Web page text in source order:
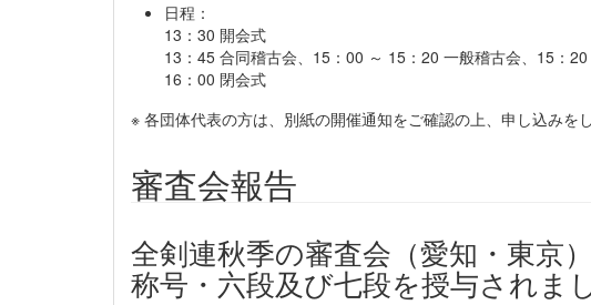
日程：
13：30 開会式
13：45 合同稽古会、15：00 ～ 15：20 一般稽古会、15：
16：00 閉会式
※ 各団体代表の方は、別紙の開催通知をご確認の上、申し込みを
審査会報告
全剣連秋季の審査会（愛知・東京
称号・六段及び七段を授与されま